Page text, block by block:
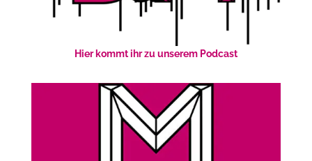
Hier kommt ihr zu unserem Podcast